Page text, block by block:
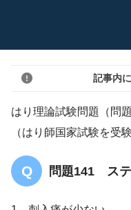
記事内
はり理論試験問題（問
（はり師国家試験を受
問題141 ステ